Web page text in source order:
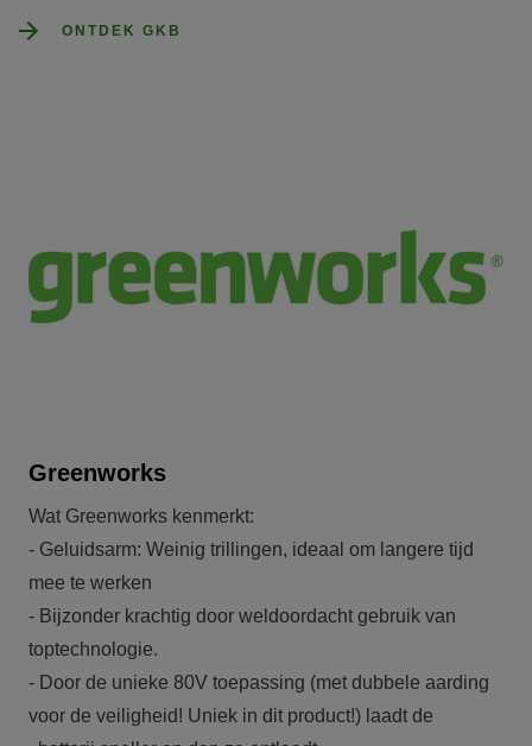
ONTDEK GKB
Greenworks
Wat Greenworks kenmerkt:
- Geluidsarm: Weinig trillingen, ideaal om langere tijd
mee te werken
- Bijzonder krachtig door weldoordacht gebruik van
toptechnologie.
- Door de unieke 80V toepassing (met dubbele aarding
voor de veiligheid! Uniek in dit product!) laadt de